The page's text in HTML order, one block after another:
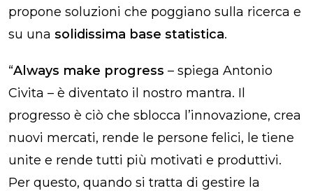
propone soluzioni che poggiano sulla ricerca e
su una solidissima base statistica.
“Always make progress – spiega Antonio
Civita – è diventato il nostro mantra. Il
progresso è ciò che sblocca l’innovazione, crea
nuovi mercati, rende le persone felici, le tiene
unite e rende tutti più motivati e produttivi.
Per questo, quando si tratta di gestire la